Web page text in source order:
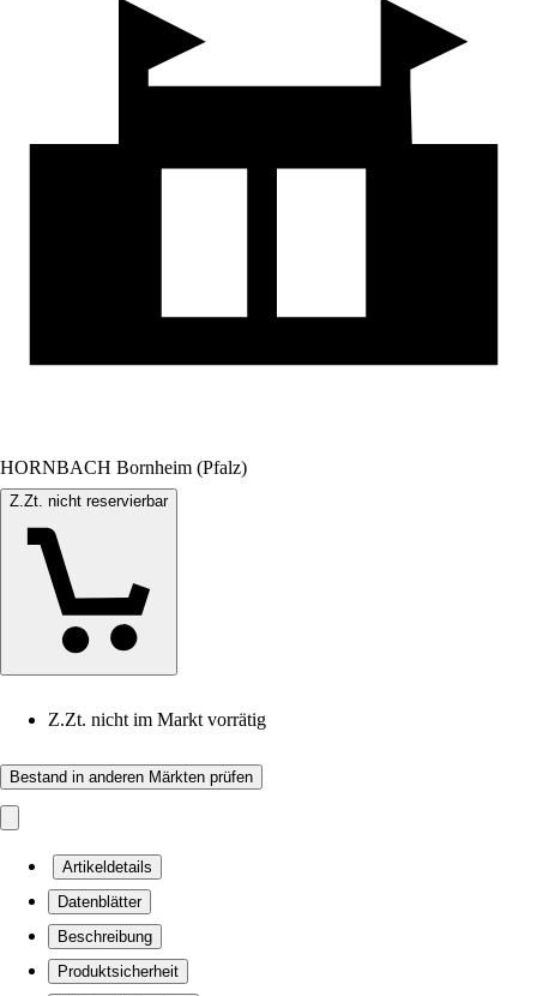
HORNBACH Bornheim (Pfalz)
Z.Zt. nicht reservierbar
Z.Zt. nicht im Markt vorrätig
Bestand in anderen Märkten prüfen
Artikeldetails
Datenblätter
Beschreibung
Produktsicherheit